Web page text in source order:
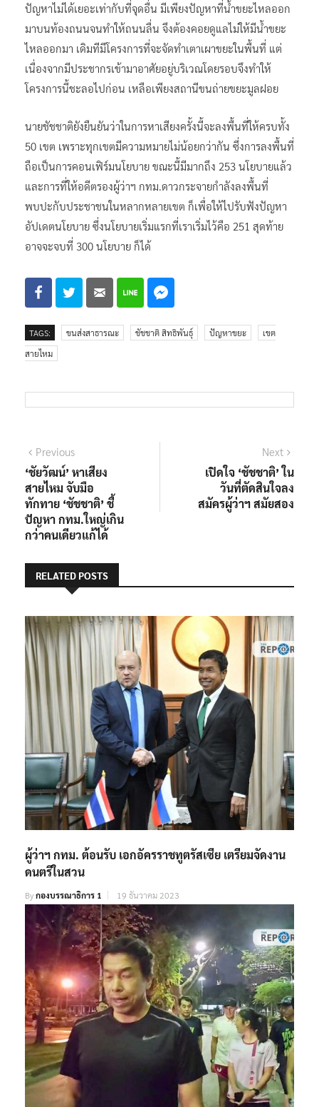
ปัญหาไม่ได้เยอะเท่ากับที่จุดอื่น มีเพียงปัญหาที่น้ำขยะไหลออก
มาบนท้องถนนจนทำให้ถนนลื่น จึงต้องคอยดูแลไม่ให้มีน้ำขยะ
ไหลออกมา เดิมทีมีโครงการที่จะจัดทำเตาเผาขยะในพื้นที่ แต่
เนื่องจากมีประชากรเข้ามาอาศัยอยู่บริเวณโดยรอบจึงทำให้
โครงการนี้ชะลอไปก่อน เหลือเพียงสถานีขนถ่ายขยะมูลฝอย
นายชัชชาติยังยืนยันว่าในการหาเสียงครั้งนี้จะลงพื้นที่ให้ครบทั้ง
50 เขต เพราะทุกเขตมีความหมายไม่น้อยกว่ากัน ซึ่งการลงพื้นที่
ถือเป็นการคอนเฟิร์มนโยบาย ขณะนี้มีมากถึง 253 นโยบายแล้ว
และการที่ให้อดีตรองผู้ว่าฯ กทม.ดาวกระจายกำลังลงพื้นที่
พบปะกับประชาชนในหลากหลายเขต ก็เพื่อให้ไปรับฟังปัญหา
อัปเดตนโยบาย ซึ่งนโยบายเริ่มแรกที่เราเริ่มไว้คือ 251 สุดท้าย
อาจจะจบที่ 300 นโยบาย ก็ได้
TAGS: ขนส่งสาธารณะ ชัชชาติ สิทธิพันธุ์ ปัญหาขยะ
เขต
สายไหม
แนะแนว
เรื่อง
PreviousPrevious
post:
‘ชัยวัฒน์’ หาเสียง
สายไหม จับมือ
ทักทาย ‘ชัชชาติ’ ชี้
ปัญหา กทม.ใหญ่เกิน
กว่าคนเดียวแก้ได้
Next
post:
เปิดใจ ‘ชัชชาติ’ ใน
วันที่ตัดสินใจลง
สมัครผู้ว่าฯ สมัยสอง
RELATED POSTS
ผู้ว่าฯ กทม. ต้อนรับ เอกอัครราชทูตรัสเซีย เตรียมจัดงาน
ดนตรีในสวน
Byกองบรรณาธิการ 1 19 ธันวาคม 2023